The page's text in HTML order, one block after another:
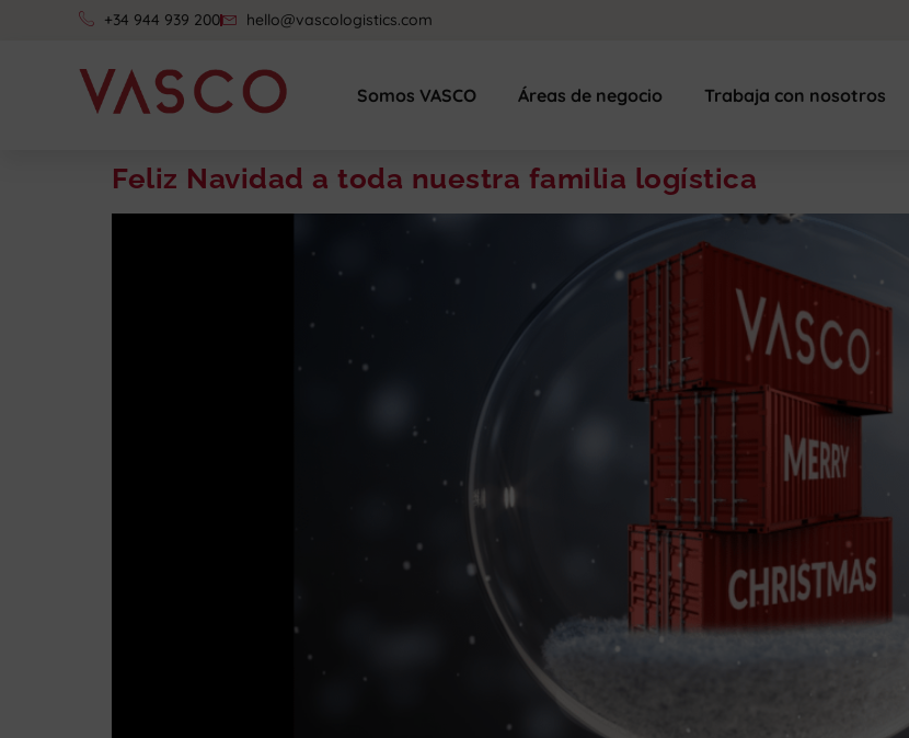
+34 944 939 200 hello@vascologistics.com
Somos VASCO Áreas de negocio Trabaja con nosotros
Feliz Navidad a toda nuestra familia logística